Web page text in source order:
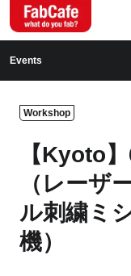
Open Labs
Contact
Events
Workshop
【Kyoto
（レーザ
ル刺繍ミ
機）